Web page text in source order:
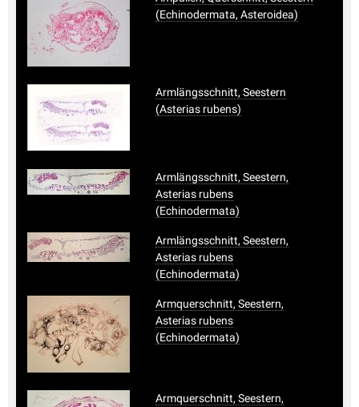
(Echinodermata, Asteroidea)
Armlängsschnitt, Seestern
(Asterias rubens)
Armlängsschnitt, Seestern,
Asterias rubens
(Echinodermata)
Armlängsschnitt, Seestern,
Asterias rubens
(Echinodermata)
Armquerschnitt, Seestern,
Asterias rubens
(Echinodermata)
Armquerschnitt, Seestern,